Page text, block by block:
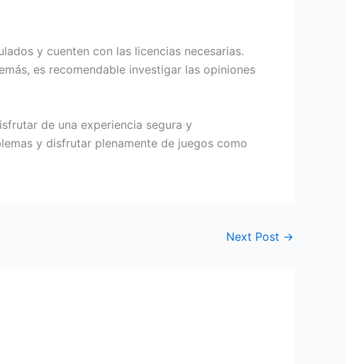
y cuenten con las licencias necesarias.
es recomendable investigar las opiniones
de una experiencia segura y
y disfrutar plenamente de juegos como
Next Post →